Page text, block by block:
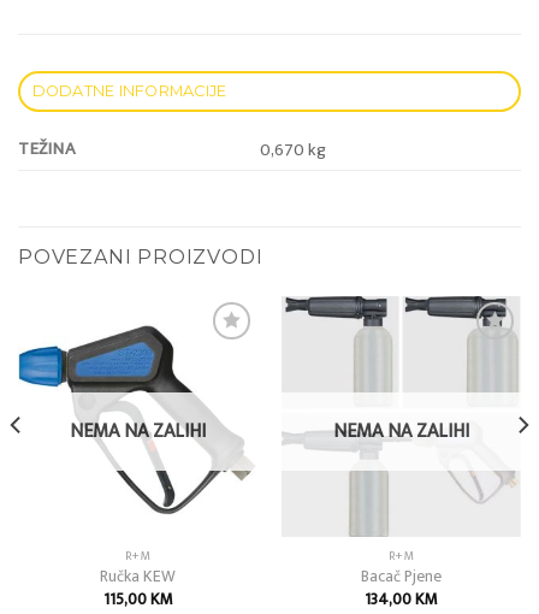
DODATNE INFORMACIJE
TEŽINA 0,670 kg
POVEZANI PROIZVODI
NEMA NA ZALIHI
R+M
Ručka KEW
115,00KM
NEMA NA ZALIHI
R+M
Bacač Pjene
134,00KM